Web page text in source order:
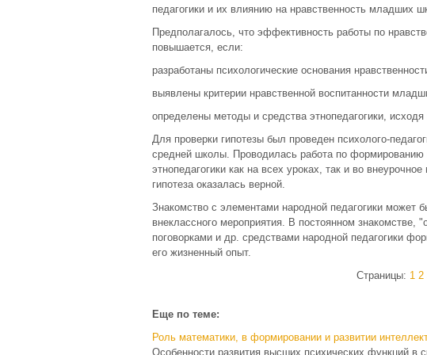
педагогики и их влиянию на нравственность младших
Предполагалось, что эффективность работы по
повышается, если:
разработаны психологические основания
выявлены критерии нравственной воспитанности
определены методы и средства этнопедагогики,
Для проверки гипотезы был проведен психолого-
средней школы. Проводилась работа по формированию
этнопедагогики как на всех уроках, так и во
гипотеза оказалась верной.
Знакомство с элементами народной педагогики может
внеклассного мероприятия. В постоянном знакомстве,
поговорками и др. средствами народной педагогики
его жизненный опыт.
Страницы: 1 2
Еще по теме:
Роль математики, в формировании и развитии
Особенности развития высших психических функций в